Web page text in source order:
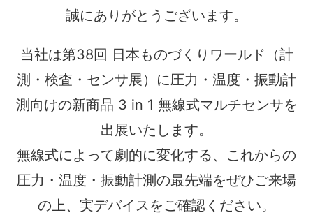
誠にありがとうございます。
当社は第38回 日本ものづくりワールド（計
測・検査・センサ展）に圧力・温度・振動計
測向けの新商品 3 in 1 無線式マルチセンサを
出展いたします。
無線式によって劇的に変化する、これからの
圧力・温度・振動計測の最先端をぜひご来場
の上、実デバイスをご確認ください。